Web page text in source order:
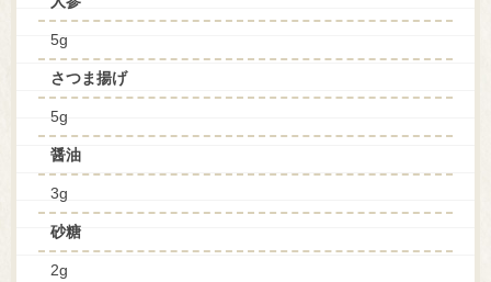
5g
さつま揚げ
5g
醤油
3g
砂糖
2g